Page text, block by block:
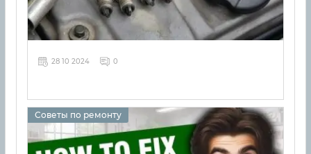
28 10 2024 0
Советы по ремонту